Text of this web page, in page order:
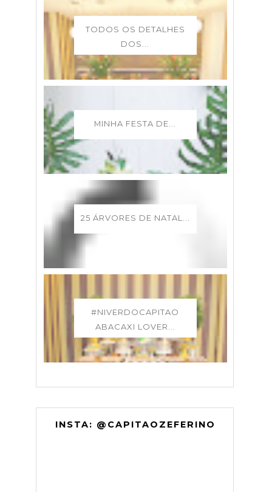
TODOS OS DETALHES
DOS...
MINHA FESTA DE...
25 ÁRVORES DE NATAL...
#NIVERDOCAPITAO
ABACAXI LOVER...
INSTA: @CAPITAOZEFERINO